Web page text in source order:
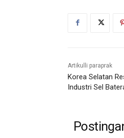
Artikulli paraprak
Korea Selatan
Industri Sel